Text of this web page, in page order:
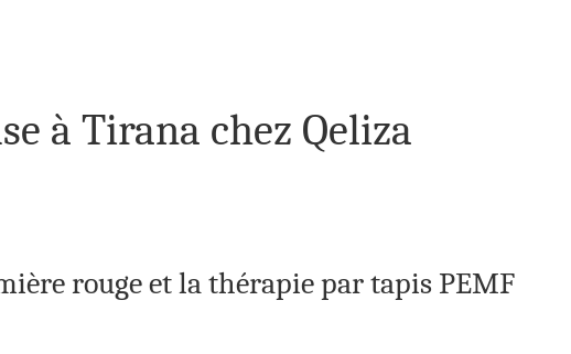
à Tirana chez Qeliza
rouge et la thérapie par tapis PEMF